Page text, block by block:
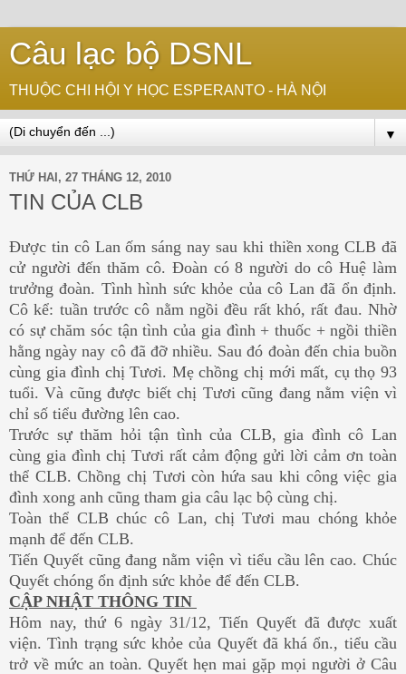
Câu lạc bộ DSNL
THUỘC CHI HỘI Y HỌC ESPERANTO - HÀ NỘI
▼
THỨ HAI, 27 THÁNG 12, 2010
TIN CỦA CLB
Được tin cô Lan ốm sáng nay sau khi thiền xong CLB đã
cử người đến thăm cô. Đoàn có 8 người do cô Huệ làm
trưởng đoàn. Tình hình sức khỏe của cô Lan đã ổn định.
Cô kể: tuần trước cô nằm ngồi đều rất khó, rất đau. Nhờ
có sự chăm sóc tận tình của gia đình + thuốc + ngồi thiền
hằng ngày nay cô đã đỡ nhiều. Sau đó đoàn đến chia buồn
cùng gia đình chị Tươi. Mẹ chồng chị mới mất, cụ thọ 93
tuổi. Và cũng được biết chị Tươi cũng đang nằm viện vì
chỉ số tiểu đường lên cao.
Trước sự thăm hỏi tận tình của CLB, gia đình cô Lan
cùng gia đình chị Tươi rất cảm động gửi lời cảm ơn toàn
thể CLB. Chồng chị Tươi còn hứa sau khi công việc gia
đình xong anh cũng tham gia câu lạc bộ cùng chị.
Toàn thể CLB chúc cô Lan, chị Tươi mau chóng khỏe
mạnh để đến CLB.
Tiến Quyết cũng đang nằm viện vì tiểu cầu lên cao. Chúc
Quyết chóng ổn định sức khỏe để đến CLB.
CẬP NHẬT THÔNG TIN
Hôm nay, thứ 6 ngày 31/12, Tiến Quyết đã được xuất
viện. Tình trạng sức khỏe của Quyết đã khá ổn., tiểu cầu
trở về mức an toàn. Quyết hẹn mai gặp mọi người ở Câu